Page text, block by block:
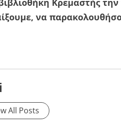
Κρεμαστής
να
All Posts